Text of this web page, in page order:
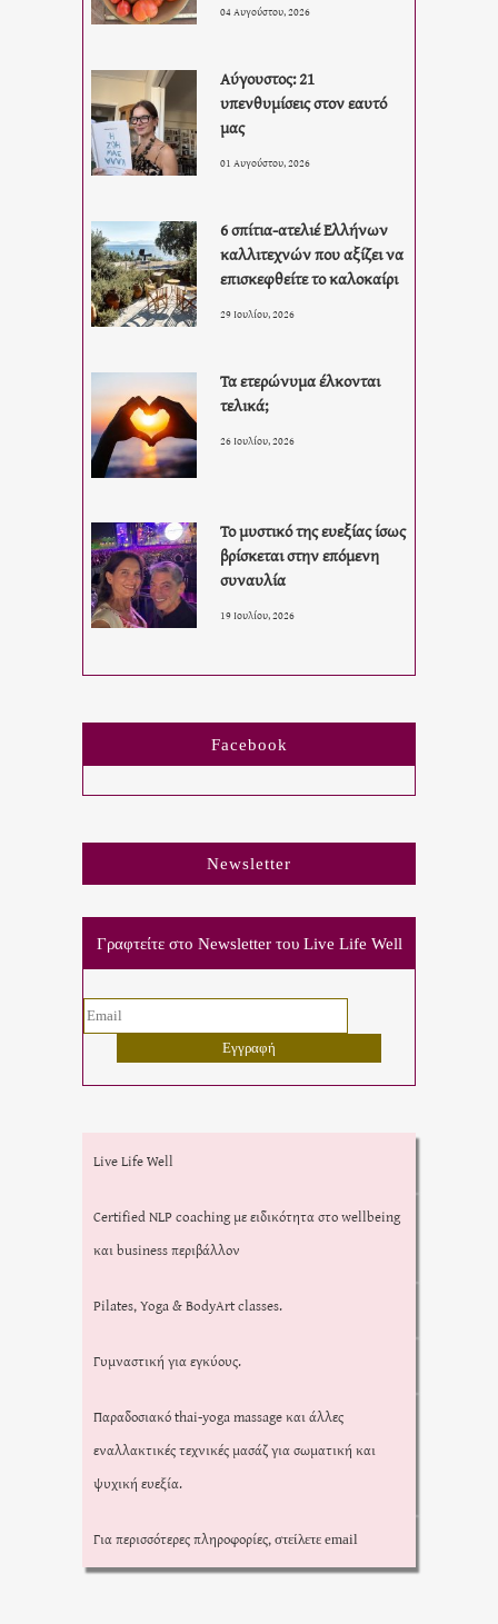
04 Αυγούστου, 2026
Αύγουστος: 21
υπενθυμίσεις στον εαυτό
μας
01 Αυγούστου, 2026
6 σπίτια-ατελιέ Ελλήνων
καλλιτεχνών που αξίζει να
επισκεφθείτε το καλοκαίρι
29 Ιουλίου, 2026
Τα ετερώνυμα έλκονται
τελικά;
26 Ιουλίου, 2026
Το μυστικό της ευεξίας ίσως
βρίσκεται στην επόμενη
συναυλία
19 Ιουλίου, 2026
Facebook
Newsletter
Γραφτείτε στο Newsletter του Live Life Well
Live Life Well
Certified NLP coaching με ειδικότητα στο wellbeing
και business περιβάλλον
Pilates, Yoga & BodyArt classes.
Γυμναστική για εγκύους.
Παραδοσιακό thai-yoga massage και άλλες
εναλλακτικές τεχνικές μασάζ για σωματική και
ψυχική ευεξία.
Για περισσότερες πληροφορίες, στείλετε email